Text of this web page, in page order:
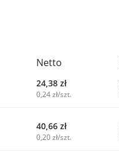
Netto
24,38 zł
0,24 zł/szt.
40,66 zł
0,20 zł/szt.